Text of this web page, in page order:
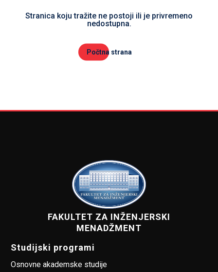
Stranica koju tražite ne postoji ili je privremeno
nedostupna.
Počtna strana
FAKULTET ZA INŽENJERSKI
MENADŽMENT
Studijski programi
Osnovne akademske studije